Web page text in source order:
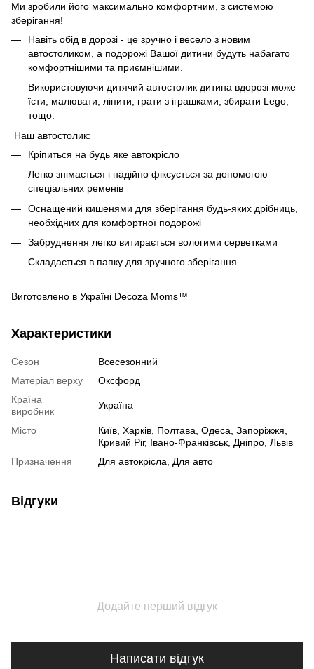
Ми зробили його максимально комфортним, з системою
зберігання!
Навіть обід в дорозі - це зручно і весело з новим
автостоликом, а подорожі Вашої дитини будуть набагато
комфортнішими та приємнішими.
Використовуючи дитячий автостолик дитина вдорозі може
їсти, малювати, ліпити, грати з іграшками, збирати Lego,
тощо.
Наш автостолик:
Кріпиться на будь яке автокрісло
Легко знімається і надійно фіксується за допомогою
спеціальних ременів
Оснащений кишенями для зберігання будь-яких дрібниць,
необхідних для комфортної подорожі
Забруднення легко витирається вологими серветками
Складається в папку для зручного зберігання
Виготовлено в Україні Decoza Moms™
Характеристики
Сезон
Всесезонний
Матеріал верху
Оксфорд
Країна
виробник
Україна
Місто
Київ, Харків, Полтава, Одеса, Запоріжжя,
Кривий Ріг, Івано-Франківськ, Дніпро, Львів
Призначення
Для автокрісла, Для авто
Відгуки
Додайте перший відгук
Написати відгук